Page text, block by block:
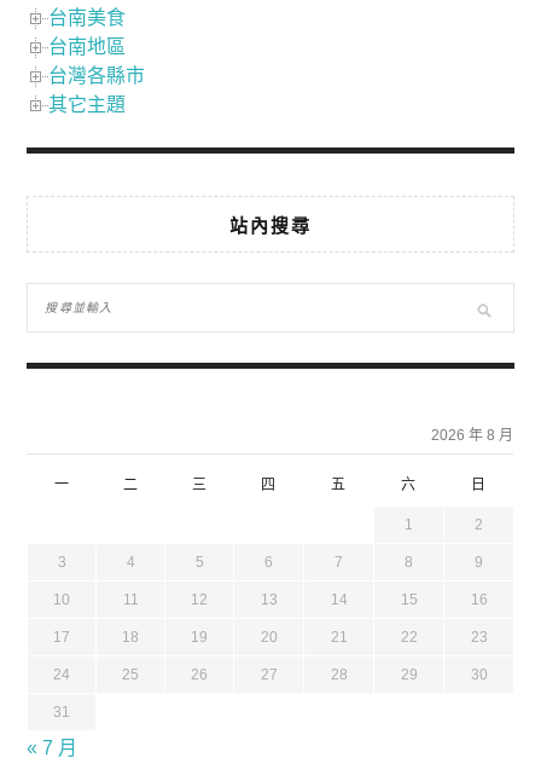
台南美食
台南地區
台灣各縣市
其它主題
站內搜尋
2026 年 8 月
一 二 三 四 五 六 日
1 2
3 4 5 6 7 8 9
10 11 12 13 14 15 16
17 18 19 20 21 22 23
24 25 26 27 28 29 30
31
« 7 月